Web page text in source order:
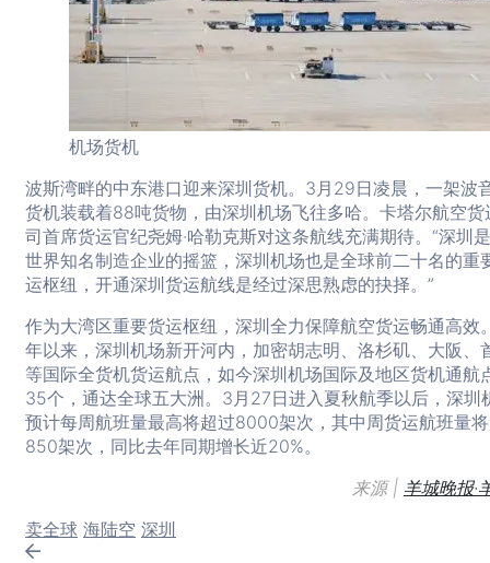
机场货机
波斯湾畔的中东港口迎来深圳货机。3月29日凌晨，一架波
货机装载着88吨货物，由深圳机场飞往多哈。卡塔尔航空货
司首席货运官纪尧姆·哈勒克斯对这条航线充满期待。“深圳
世界知名制造企业的摇篮，深圳机场也是全球前二十名的重
运枢纽，开通深圳货运航线是经过深思熟虑的抉择。”
作为大湾区重要货运枢纽，深圳全力保障航空货运畅通高效
年以来，深圳机场新开河内，加密胡志明、洛杉矶、大阪、
等国际全货机货运航点，如今深圳机场国际及地区货机通航
35个，通达全球五大洲。3月27日进入夏秋航季以后，深圳
预计每周航班量最高将超过8000架次，其中周货运航班量
850架次，同比去年同期增长近20%。
来源 | 羊城晚报·
Tags:
卖全球 海陆空 深圳